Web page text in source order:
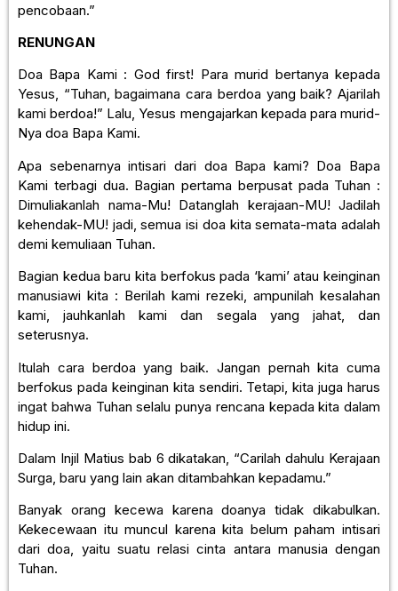
pencobaan.”
RENUNGAN
Doa Bapa Kami : God first! Para murid bertanya kepada
Yesus, “Tuhan, bagaimana cara berdoa yang baik? Ajarilah
kami berdoa!” Lalu, Yesus mengajarkan kepada para murid-
Nya doa Bapa Kami.
Apa sebenarnya intisari dari doa Bapa kami? Doa Bapa
Kami terbagi dua. Bagian pertama berpusat pada Tuhan :
Dimuliakanlah nama-Mu! Datanglah kerajaan-MU! Jadilah
kehendak-MU! jadi, semua isi doa kita semata-mata adalah
demi kemuliaan Tuhan.
Bagian kedua baru kita berfokus pada ‘kami’ atau keinginan
manusiawi kita : Berilah kami rezeki, ampunilah kesalahan
kami, jauhkanlah kami dan segala yang jahat, dan
seterusnya.
Itulah cara berdoa yang baik. Jangan pernah kita cuma
berfokus pada keinginan kita sendiri. Tetapi, kita juga harus
ingat bahwa Tuhan selalu punya rencana kepada kita dalam
hidup ini.
Dalam Injil Matius bab 6 dikatakan, “Carilah dahulu Kerajaan
Surga, baru yang lain akan ditambahkan kepadamu.”
Banyak orang kecewa karena doanya tidak dikabulkan.
Kekecewaan itu muncul karena kita belum paham intisari
dari doa, yaitu suatu relasi cinta antara manusia dengan
Tuhan.